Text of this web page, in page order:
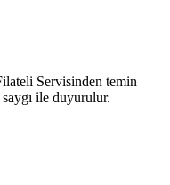
Servisinden temin
ile duyurulur.